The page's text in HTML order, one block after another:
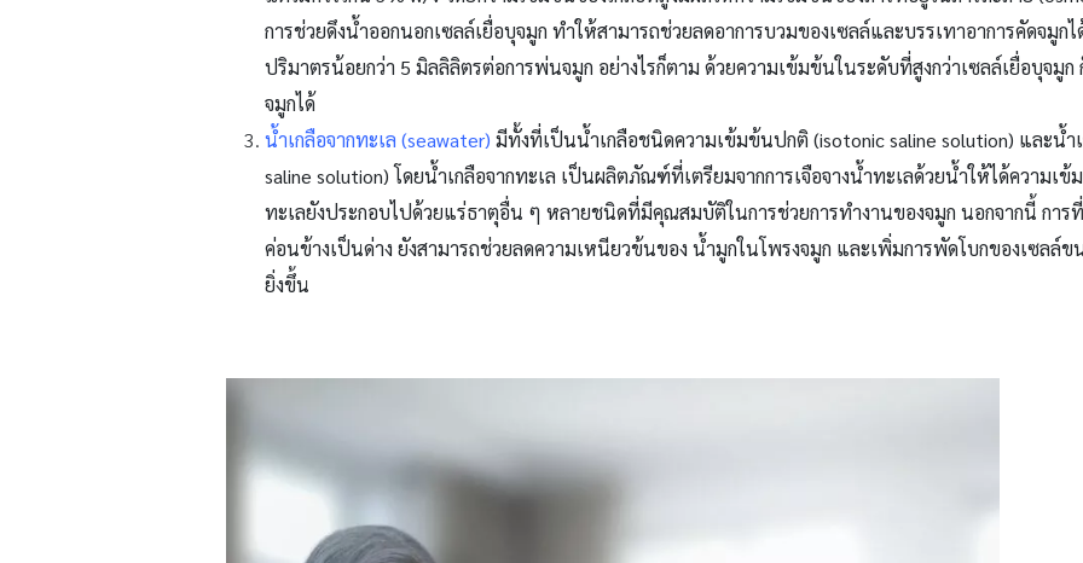
การช่วยดึงน้ำออกนอกเซลล์เยื่อบุจมูก ทำให้สามารถช่วยลดอาการบวมของเซลล์และบรรเทาอาการคัดจมูก
ปริมาตรน้อยกว่า 5 มิลลิลิตรต่อการพ่นจมูก อย่างไรก็ตาม ด้วยความเข้มข้นในระดับที่สูงกว่าเซลล์เยื่อบุจมูก
จมูกได้
น้ำเกลือจากทะเล (seawater) มีทั้งที่เป็นน้ำเกลือชนิดความเข้มข้นปกติ (isotonic saline solution) และน้ำ
saline solution) โดยน้ำเกลือจากทะเล เป็นผลิตภัณฑ์ที่เตรียมจากการเจือจางน้ำทะเลด้วยน้ำให้ได้ความเ
ทะเลยังประกอบไปด้วยแร่ธาตุอื่น ๆ หลายชนิดที่มีคุณสมบัติในการช่วยการทำงานของจมูก นอกจากนี้ การ
ค่อนข้างเป็นด่าง ยังสามารถช่วยลดความเหนียวข้นของ น้ำมูกในโพรงจมูก และเพิ่มการพัดโบกของเซลล์ข
ยิ่งขึ้น